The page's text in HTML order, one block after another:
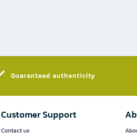
Guaranteed authenticity​
Customer Support
Contact us